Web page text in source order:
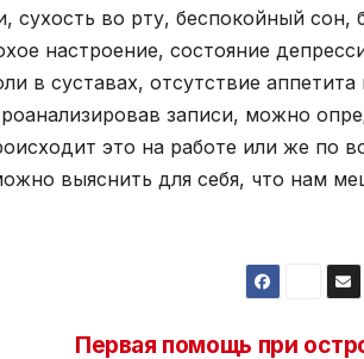
сухость во рту, беспокойный сон,
настроение, состояние
в суставах, отсутствие
записи, можно
это на работе или же по
выяснить для себя, что нам
Первая помощь при